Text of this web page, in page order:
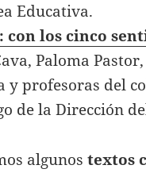
Educativa.
los cinco
Paloma
y profesoras del
de la Dirección
algunostextos